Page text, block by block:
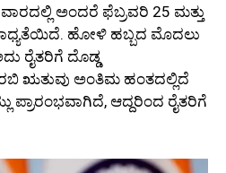
ಅಂದರೆ ಫೆಬ್ರವರಿ 25 ಮತ್ತು
ಹೋಳಿ ಹಬ್ಬದ ಮೊದಲು
ರೈತರಿಗೆ ದೊಡ್ಡ
ರಬಿ ಋತುವು ಅಂತಿಮ ಹಂತದಲ್ಲಿದೆ
ಪ್ರಾರಂಭವಾಗಿದೆ, ಆದ್ದರಿಂದ ರೈತರಿಗೆ